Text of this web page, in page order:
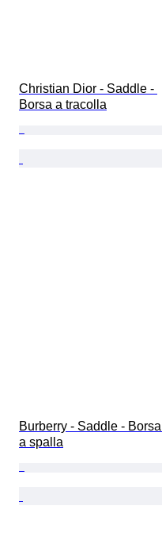
Christian Dior - Saddle -
Borsa a tracolla
Burberry - Saddle - Borsa
a spalla